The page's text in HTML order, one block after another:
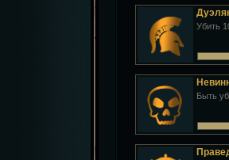
Убить
Быть